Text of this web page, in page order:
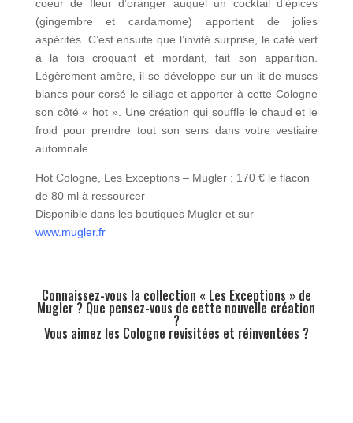
coeur de fleur d’oranger auquel un cocktail d’épices
(gingembre et cardamome) apportent de jolies
aspérités. C’est ensuite que l’invité surprise, le café vert
à la fois croquant et mordant, fait son apparition.
Légèrement amère, il se développe sur un lit de muscs
blancs pour corsé le sillage et apporter à cette Cologne
son côté « hot ». Une création qui souffle le chaud et le
froid pour prendre tout son sens dans votre vestiaire
automnale…
Hot Cologne, Les Exceptions – Mugler : 170 € le flacon
de 80 ml à ressourcer
Disponible dans les boutiques Mugler et sur
www.mugler.fr
Connaissez-vous la collection « Les Exceptions » de
Mugler ? Que pensez-vous de cette nouvelle création
?
Vous aimez les Cologne revisitées et réinventées ?